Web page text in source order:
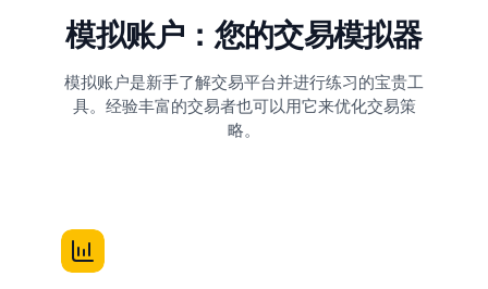
模拟账户：您的交易模拟器
模拟账户是新手了解交易平台并进行练习的宝贵工
具。经验丰富的交易者也可以用它来优化交易策
略。